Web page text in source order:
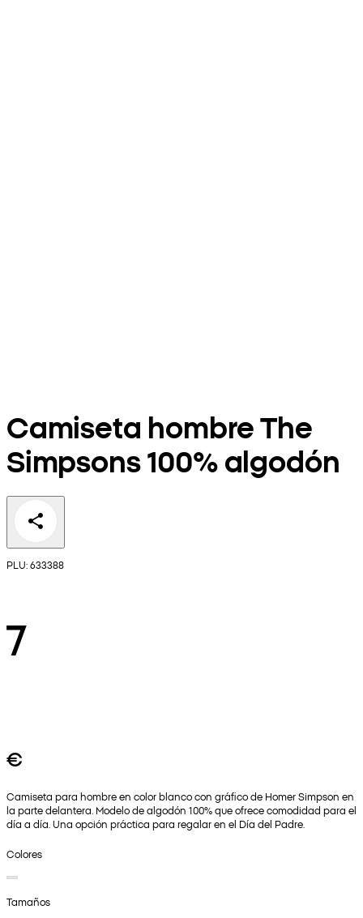
Camiseta hombre The
Simpsons 100% algodón
PLU: 633388
7
€
Camiseta para hombre en color blanco con gráfico de Homer Simpson en
la parte delantera. Modelo de algodón 100% que ofrece comodidad para el
día a día. Una opción práctica para regalar en el Día del Padre.
Colores
Tamaños